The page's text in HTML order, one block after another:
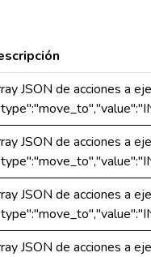
JSON de acciones a
JSON de acciones a
JSON de acciones a
JSON de acciones a